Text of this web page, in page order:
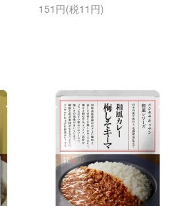
151円(税11円)